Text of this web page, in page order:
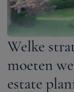
Welke
moeten
estate